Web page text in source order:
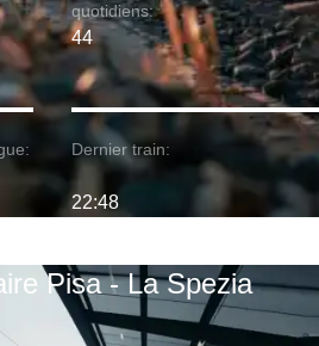
quotidiens:
44
Dernier train:
22:48
Pisa - La Spezia